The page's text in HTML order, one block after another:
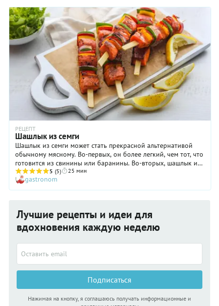
РЕЦЕПТ
Шашлык из семги
Шашлык из семги может стать прекрасной альтернативой
обычному мясному. Во-первых, он более легкий, чем тот, что
готовится из свинины или баранины. Во-вторых, шашлык из
рыбы значительно полезнее. И, наконец, в третьих, он
получается очень нежным и вкусным. Правда, есть одно но:
семга — довольно дорогая рыба. Что ж, вы вполне можете
жирным. Плюс это или минус? Решать только вам! А когда
будет возможность попробовать шашлык именно из семги —
сделайте это, хотя бы для того, чтобы сравнить ощущения.
5 (5) 25 мин
gastronom
Лучшие рецепты и идеи для
вдохновения каждую неделю
Подписаться
Нажимая на кнопку, я соглашаюсь получать информационные и